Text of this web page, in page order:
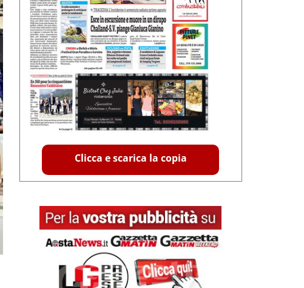
Clicca e scarica la copia